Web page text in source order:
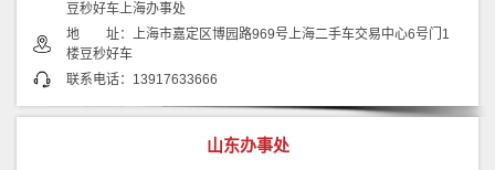
豆秒好车上海办事处
地 址：上海市嘉定区博园路969号上海二手车交易中心6号门1
楼豆秒好车
联系电话：13917633666
山东办事处